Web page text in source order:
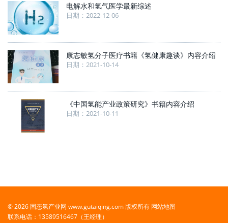
电解水和氢气医学最新综述
日期：2022-12-06
康志敏氢分子医疗书籍《氢健康趣谈》内容介绍
日期：2021-10-14
《中国氢能产业政策研究》书籍内容介绍
日期：2021-10-11
© 2026 固态氢产业网 www.gutaiqing.com 版权所有 网站地图
联系电话：13589516467（王经理）